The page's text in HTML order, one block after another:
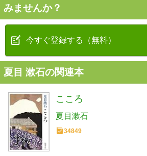
みませんか？
今すぐ登録する（無料）
夏目 漱石の関連本
こころ
夏目漱石
34849